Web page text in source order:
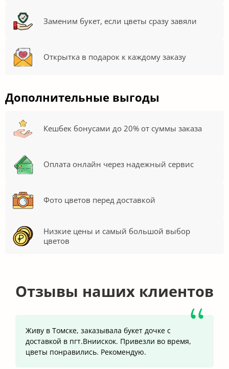
Заменим букет, если цветы сразу завяли
Открытка в подарок к каждому заказу
Дополнительные выгоды
Кешбек бонусами до 20% от суммы заказа
Оплата онлайн через надежный сервис
Фото цветов перед доставкой
Низкие цены и самый большой выбор
цветов
Отзывы наших клиентов
Живу в Томске, заказывала букет дочке с
доставкой в пгт.Вниискок. Привезли во время,
цветы понравились. Рекомендую.